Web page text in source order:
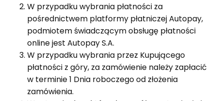
W przypadku wybrania płatności za
pośrednictwem platformy płatniczej Autopay,
podmiotem świadczącym obsługę płatności
online jest Autopay S.A.
W przypadku wybrania przez Kupującego
płatności z góry, za zamówienie należy zapłacić
w terminie 1 Dnia roboczego od złożenia
zamówienia.